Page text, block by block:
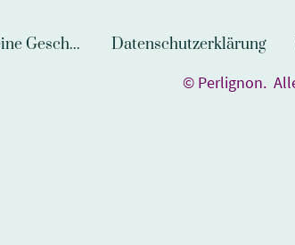
AGB/Allgemeine Geschäftsbedingungen Datenschutzerklärung
© Perlignon.